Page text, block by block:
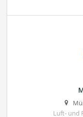
Luft- und